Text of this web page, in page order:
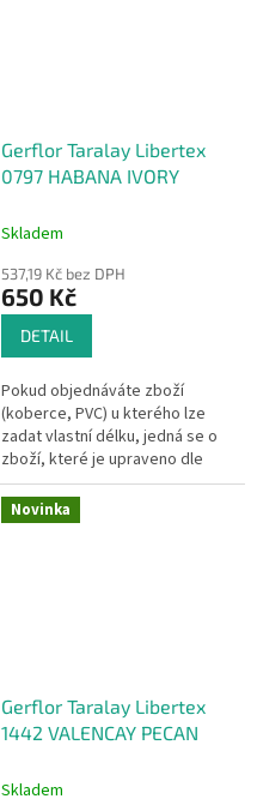
Gerflor Taralay Libertex
0797 HABANA IVORY
Skladem
537,19 Kč bez DPH
650 Kč
DETAIL
Pokud objednáváte zboží
(koberce, PVC) u kterého lze
zadat vlastní délku, jedná se o
zboží, které je upraveno dle
Vašeho přání.Pak se dle §1837
písm. d) občanského
zákoníku na...
Novinka
Gerflor Taralay Libertex
1442 VALENCAY PECAN
Skladem